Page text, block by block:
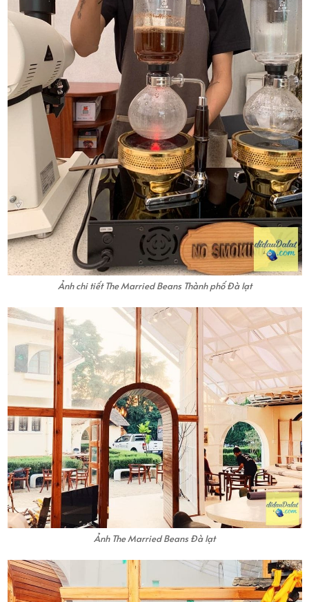
Ảnh chi tiết The Married Beans Thành phố Đà lạt
Ảnh The Married Beans Đà lạt